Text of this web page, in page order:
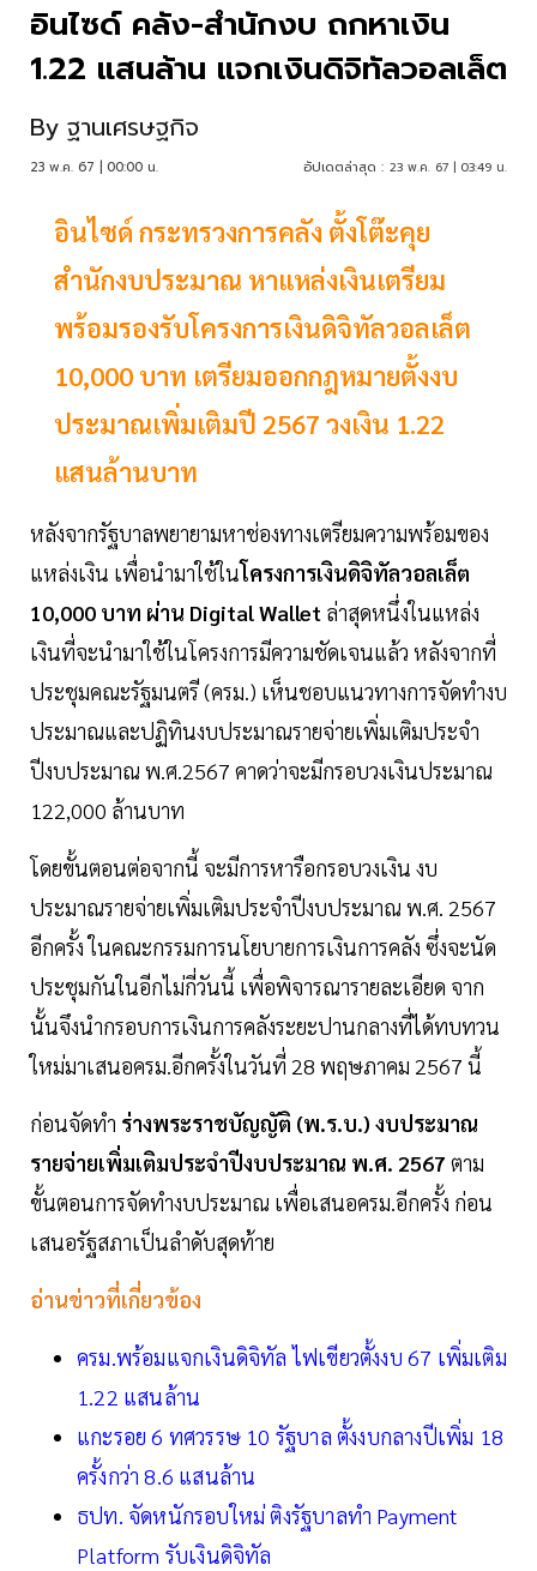
อินไซด์ คลัง-สำนักงบ ถกหาเงิน
1.22 แสนล้าน แจกเงินดิจิทัลวอลเล็ต
By ฐานเศรษฐกิจ
23 พ.ค. 67 | 00:00 น. อัปเดตล่าสุด : 23 พ.ค. 67 | 03:49 น.
อินไซด์ กระทรวงการคลัง ตั้งโต๊ะคุย
สำนักงบประมาณ หาแหล่งเงินเตรียม
พร้อมรองรับโครงการเงินดิจิทัลวอลเล็ต
10,000 บาท เตรียมออกกฎหมายตั้งงบ
ประมาณเพิ่มเติมปี 2567 วงเงิน 1.22
แสนล้านบาท
หลังจากรัฐบาลพยายามหาช่องทางเตรียมความพร้อมของ
แหล่งเงิน เพื่อนำมาใช้ในโครงการเงินดิจิทัลวอลเล็ต
10,000 บาท ผ่าน Digital Wallet ล่าสุดหนึ่งในแหล่ง
เงินที่จะนำมาใช้ในโครงการมีความชัดเจนแล้ว หลังจากที่
ประชุมคณะรัฐมนตรี (ครม.) เห็นชอบแนวทางการจัดทำงบ
ประมาณและปฏิทินงบประมาณรายจ่ายเพิ่มเติมประจำ
ปีงบประมาณ พ.ศ.2567 คาดว่าจะมีกรอบวงเงินประมาณ
122,000 ล้านบาท
โดยขั้นตอนต่อจากนี้ จะมีการหารือกรอบวงเงิน งบ
ประมาณรายจ่ายเพิ่มเติมประจำปีงบประมาณ พ.ศ. 2567
อีกครั้ง ในคณะกรรมการนโยบายการเงินการคลัง ซึ่งจะนัด
ประชุมกันในอีกไม่กี่วันนี้ เพื่อพิจารณารายละเอียด จาก
นั้นจึงนำกรอบการเงินการคลังระยะปานกลางที่ได้ทบทวน
ใหม่มาเสนอครม.อีกครั้งในวันที่ 28 พฤษภาคม 2567 นี้
ก่อนจัดทำ ร่างพระราชบัญญัติ (พ.ร.บ.) งบประมาณ
รายจ่ายเพิ่มเติมประจำปีงบประมาณ พ.ศ. 2567 ตาม
ขั้นตอนการจัดทำงบประมาณ เพื่อเสนอครม.อีกครั้ง ก่อน
เสนอรัฐสภาเป็นลำดับสุดท้าย
อ่านข่าวที่เกี่ยวข้อง
ครม.พร้อมแจกเงินดิจิทัล ไฟเขียวตั้งงบ 67 เพิ่มเติม
1.22 แสนล้าน
แกะรอย 6 ทศวรรษ 10 รัฐบาล ตั้งงบกลางปีเพิ่ม 18
ครั้งกว่า 8.6 แสนล้าน
ธปท. จัดหนักรอบใหม่ ติงรัฐบาลทำ Payment
Platform รับเงินดิจิทัล